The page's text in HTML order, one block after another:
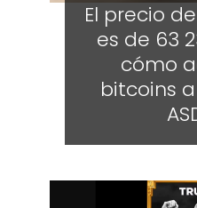
El precio
es de 63
cómo
bitcoins